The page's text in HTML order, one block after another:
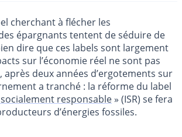
cherchant à flécher les
épargnants tentent de séduire de
dire que ces labels sont largement
sur l’économie réel ne sont pas
après deux années d’ergotements sur
a tranché : la réforme du label
responsable» (ISR) se fera
d’énergies fossiles.